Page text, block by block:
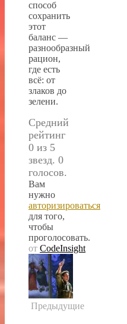
способ
сохранить
этот
баланс —
разнообразный
рацион,
где есть
всё: от
злаков до
зелени.
Средний
рейтинг
0 из 5
звезд. 0
голосов.
Вам
нужно
авторизироваться
для того,
чтобы
проголосовать.
от CodeInsight
Предыдущие